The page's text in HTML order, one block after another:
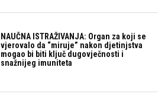
NAUČNA ISTRAŽIVANJA: Organ za koji se
vjerovalo da “miruje” nakon djetinjstva
mogao bi biti ključ dugovječnosti i
snažnijeg imuniteta